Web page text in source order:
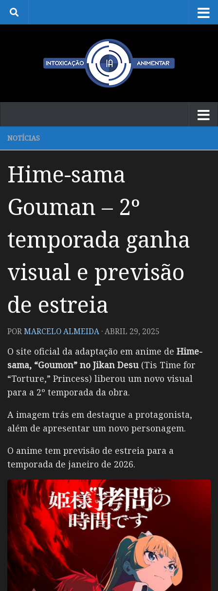
Skip to content
NOTÍCIAS
Hime-sama
Gouman – 2º
temporada ganha
visual e previsão
de estreia
PORMARCELO ALMEIDA ·ABRIL 29, 2025
O site oficial da adaptação em anime de Hime-
sama, “Goumon” no Jikan Desu (Tis Time for
“Torture,” Princess) liberou um novo visual
para a 2º temporada da obra.
A imagem trás em destaque a protagonista,
além de apresentar um novo personagem.
O anime tem previsão de estreia para a
temporada de janeiro de 2026.